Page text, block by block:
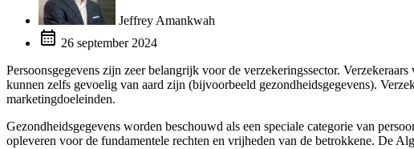
Jeffrey Amankwah
26 september 2024
Persoonsgegevens zijn zeer belangrijk voor de verzekeringssector.
kunnen zelfs gevoelig van aard zijn (bijvoorbeeld gezondheidsgegevens).
marketingdoeleinden.
Gezondheidsgegevens worden beschouwd als een speciale categorie van
opleveren voor de fundamentele rechten en vrijheden van de betrokkene. De